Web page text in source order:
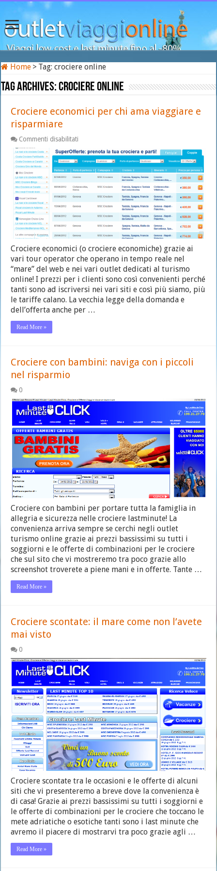
Home > Tag:crociere online
Tag Archives:crociere online
Crociere economici per chi ama viaggiare e
risparmiare
Commenti disabilitati
economici
per
chi
ama
viaggiare
e
risparmiare
Crociere economici (o crociere economiche) grazie ai
vari tour operator che operano in tempo reale nel
“mare” del web e nei vari outlet dedicati al turismo
online! I prezzi per i clienti sono così convenienti perché
tanti sono ad iscriversi nei vari siti e così più siamo, più
le tariffe calano. La vecchia legge della domanda e
dell’offerta anche per …
Read More »
Crociere con bambini: naviga con i piccoli
nel risparmio
0
Crociere con bambini per portare tutta la famiglia in
allegria e sicurezza nelle crociere lastminute! La
convenienza arriva sempre se cerchi negli outlet
turismo online grazie ai prezzi bassissimi su tutti i
soggiorni e le offerte di combinazioni per le crociere
che sul sito che vi mostreremo tra poco grazie allo
screenshot troverete a piene mani e in offerte. Tante …
Read More »
Crociere scontate: il mare come non l’avete
mai visto
0
Crociere scontate tra le occasioni e le offerte di alcuni
siti che vi presenteremo a breve dove la convenienza è
di casa! Grazie ai prezzi bassissimi su tutti i soggiorni e
le offerte di combinazioni per le crociere che toccano le
mete adriatiche o esotiche tanti sono i last minute che
avremo il piacere di mostrarvi tra poco grazie agli …
Read More »